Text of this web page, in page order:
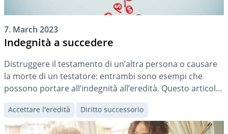
7. March 2023
Indegnità a succedere
Distruggere il testamento di un’altra persona o causare
la morte di un testatore: entrambi sono esempi che
possono portare all’indegnità all’eredità. Questo articolo
tratta le questioni relative all’indegnità ad ereditare, che
va distinta dalla diseredazione.
Accettare l'eredità Diritto successorio